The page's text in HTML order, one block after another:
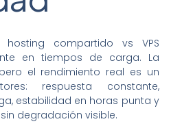
hosting compartido vs VPS
en tiempos de carga. La
el rendimiento real es un
respuesta constante,
estabilidad en horas punta y
degradación visible.